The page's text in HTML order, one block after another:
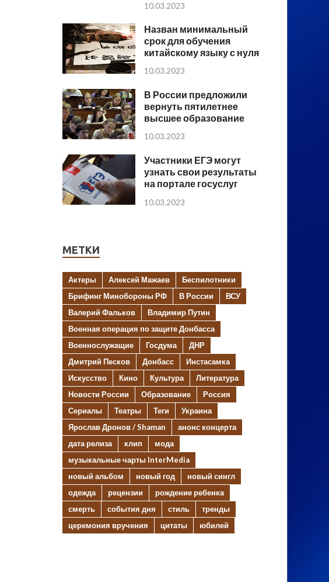
10.03.2023
Назван минимальный
срок для обучения
китайскому языку с нуля
10.03.2023
В России предложили
вернуть пятилетнее
высшее образование
10.03.2023
Участники ЕГЭ могут
узнать свои результаты
на портале госуслуг
10.03.2023
МЕТКИ
Актеры Алексей Мажаев
Беспилотники
Брифинг Минобороны РФ
В России
ВСУ
Валерий Фальков
Владимир Путин
Военная операция по защите Донбасса
Военнослужащие
Госдума
ДНР
Дмитрий Песков
Донбасс
Инстасамка
Искусство
Кино Культура
Литература
Новости России
Образование
Россия
Сериалы
Театры Теги
Украина
Ярослав Дронов / Shaman
анонс концерта
дата релиза
клип
мода
музыкальные чарты InterMedia
новый альбом
новый год
новый сингл
одежда
рецензии
рождение ребенка
смерть
события дня стиль
тренды
церемония вручения
цитаты юбилей